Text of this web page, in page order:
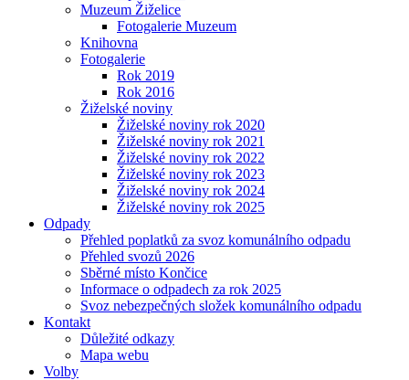
Muzeum Žiželice
Fotogalerie Muzeum
Knihovna
Fotogalerie
Rok 2019
Rok 2016
Žiželské noviny
Žiželské noviny rok 2020
Žiželské noviny rok 2021
Žiželské noviny rok 2022
Žiželské noviny rok 2023
Žiželské noviny rok 2024
Žiželské noviny rok 2025
Odpady
Přehled poplatků za svoz komunálního odpadu
Přehled svozů 2026
Sběrné místo Končice
Informace o odpadech za rok 2025
Svoz nebezpečných složek komunálního odpadu
Kontakt
Důležité odkazy
Mapa webu
Volby